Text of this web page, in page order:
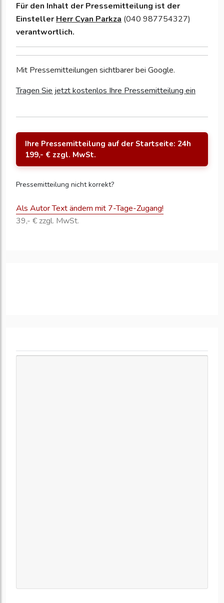
Für den Inhalt der Pressemitteilung ist der
Einsteller Herr Cyan Parkza (040 987754327)
verantwortlich.
Mit Pressemitteilungen sichtbarer bei Google.
Tragen Sie jetzt kostenlos Ihre Pressemitteilung ein
Ihre Pressemitteilung auf der Startseite: 24h
199,- € zzgl. MwSt.
Pressemitteilung nicht korrekt?
Als Autor Text ändern mit 7-Tage-Zugang!
39,- € zzgl. MwSt.